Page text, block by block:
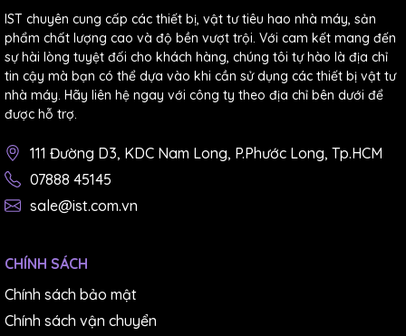
IST chuyên cung cấp các thiết bị, vật tư tiêu hao nhà máy, sản
phẩm chất lượng cao và độ bền vượt trội. Với cam kết mang đến
sự hài lòng tuyệt đối cho khách hàng, chúng tôi tự hào là địa chỉ
tin cậy mà bạn có thể dựa vào khi cần sử dụng các thiết bị vật tư
nhà máy. Hãy liên hệ ngay với công ty theo địa chỉ bên dưới để
được hỗ trợ.
111 Đường D3, KDC Nam Long, P.Phước Long, Tp.HCM
07888 45145
sale@ist.com.vn
CHÍNH SÁCH
Chính sách bảo mật
Chính sách vận chuyển